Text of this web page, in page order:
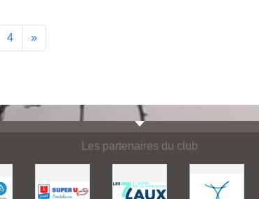
4 »
Les partenaires du club